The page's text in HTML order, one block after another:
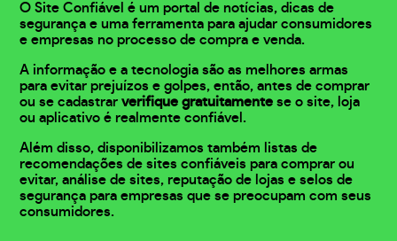
O Site Confiável é um portal de notícias, dicas de
segurança e uma ferramenta para ajudar consumidores
e empresas no processo de compra e venda.
A informação e a tecnologia são as melhores armas
para evitar prejuízos e golpes, então, antes de comprar
ou se cadastrarverifique gratuitamente se o site, loja
ou aplicativo é realmente confiável.
Além disso, disponibilizamos também listas de
recomendações de sites confiáveis para comprar ou
evitar, análise de sites, reputação de lojas e selos de
segurança para empresas que se preocupam com seus
consumidores.